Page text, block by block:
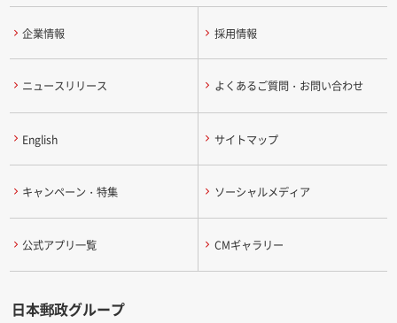
企業情報 採用情報
ニュースリリース よくあるご質問・お問い合わせ
English サイトマップ
キャンペーン・特集 ソーシャルメディア
公式アプリ一覧 CMギャラリー